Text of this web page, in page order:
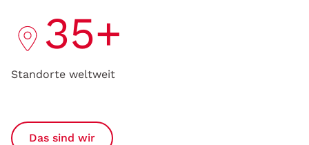
35+
Standorte weltweit
Das sind wir